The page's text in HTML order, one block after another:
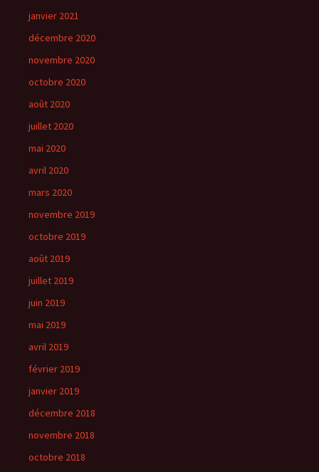
janvier 2021
décembre 2020
novembre 2020
octobre 2020
août 2020
juillet 2020
mai 2020
avril 2020
mars 2020
novembre 2019
octobre 2019
août 2019
juillet 2019
juin 2019
mai 2019
avril 2019
février 2019
janvier 2019
décembre 2018
novembre 2018
octobre 2018